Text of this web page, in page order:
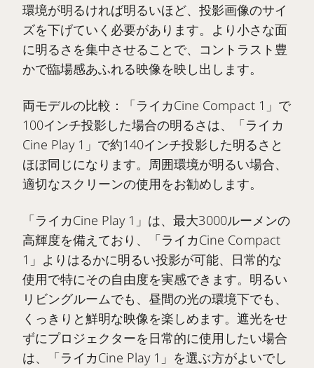
環境が明るければ明るいほど、投影画像のサイ
ズを下げていく必要があります。より小さな面
に明るさを集中させることで、コントラスト豊
かで臨場感あふれる映像を映し出します。
両モデルの比較：「ライカCine Compact 1」で
100インチ投影した場合の明るさは、「ライカ
Cine Play 1」で約140インチ投影した明るさと
ほぼ同じになります。周囲環境が明るい場合、
適切なスクリーンの使用をお勧めします。
「ライカCine Play 1」は、最大3000ルーメンの
高輝度を備えており、「ライカCine Compact
1」よりはるかに明るい投影が可能、日常的な
使用で特にその自由度を実感できます。明るい
リビングルームでも、昼間の光の環境下でも、
くっきりと鮮明な映像を楽しめます。遮光をせ
ずにプロジェクターを日常的に使用したい場合
は、「ライカCine Play 1」を選ぶ方がよいでし